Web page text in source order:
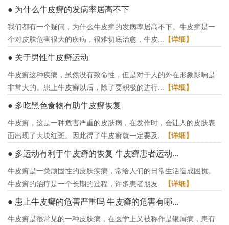
● 为什么牛皮癣的发病率居高不下
我们都有一个疑问，为什么牛皮癣的发病率居高不下。牛皮癣是一
个对皮肤危害很大的疾病，很难切底治愈，牛皮...
【详细】
● 关于男性牛皮癣运动
牛皮癣这种疾病，虽然没有致命性，但是对于人的外在形象影响是
非常大的。患上牛皮癣以后，除了要积极的进行...
【详细】
● 多吃黑色食物有助牛皮癣恢复
牛皮癣，这是一种危害严重的皮肤病，在发作时，会让人的皮肤表
面出现了大块红斑。因此得了牛皮癣就一定要及...
【详细】
● 多运动有利于牛皮癣的恢复 牛皮癣患者运动...
牛皮癣是一类顽固性的皮肤疾病，常给人们的日常生活造成困扰。
牛皮癣的治疗是一个长期的过程，许多患者朋友...
【详细】
● 患上牛皮癣的危害严重吗 牛皮癣的危害有哪...
牛皮癣是很常见的一种皮肤病，在医学上又被称作是银屑病，患有